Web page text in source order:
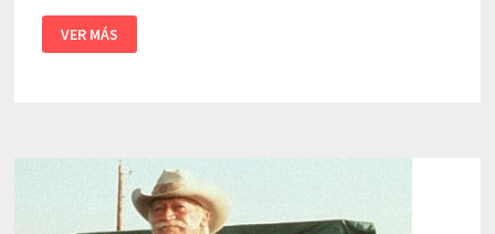
CARRETERA
PERDIDA
–
VER MÁS